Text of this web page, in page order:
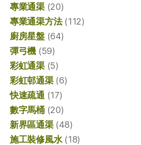
專業通渠(20)
專業通渠方法(112)
廚房星盤(64)
彈弓機 (59)
彩虹通渠(5)
彩虹邨通渠(6)
快速疏通 (17)
數字馬桶(20)
新界區通渠(48)
施工裝修風水(18)